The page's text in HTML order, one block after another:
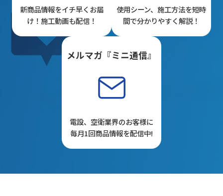
新商品情報をイチ早くお届
け！施工動画も配信！
使用シーン、施工方法を短時
間で分かりやすく解説！
メルマガ『ミニ通信』
電設、空衛業界のお客様に
毎月1回商品情報を配信中!